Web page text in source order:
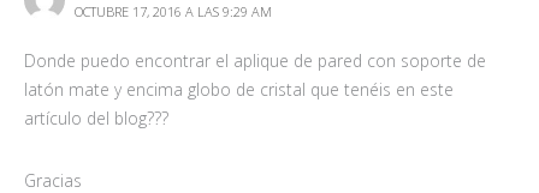
OCTUBRE 17, 2016 A LAS 9:29 AM
Donde puedo encontrar el aplique de pared con soporte de
latón mate y encima globo de cristal que tenéis en este
artículo del blog???
Gracias